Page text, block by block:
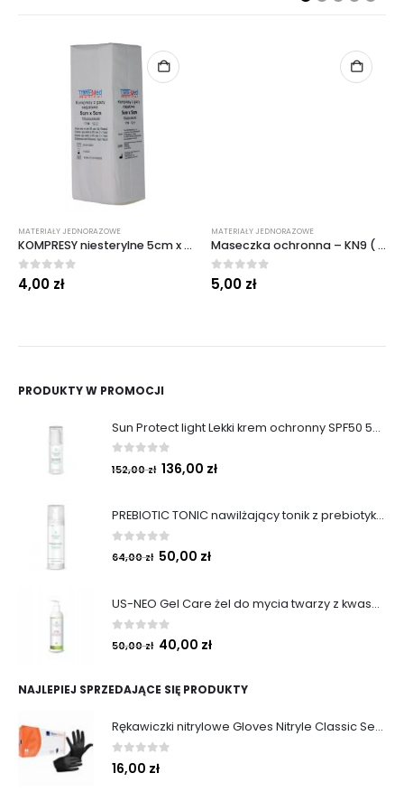
MATERIAŁY JEDNORAZOWE
KOMPRESY niesterylne 5cm x 5cm ( 100 sztuk )
0out of 5
4,00 zł
MATERIAŁY JEDNORAZOWE
Maseczka ochronna – KN9 ( 2 sztuki w opakowaniu )
0out of 5
5,00 zł
PRODUKTY W PROMOCJI
Sun Protect light Lekki krem ochronny SPF50 50ml
out of 5
152,00zł 136,00 zł
PREBIOTIC TONIC nawilżający tonik z prebiotykami 200 ml
out of 5
64,00zł 50,00 zł
US-NEO Gel Care żel do mycia twarzy z kwasem usninowym 200 ml.
out of 5
50,00zł 40,00 zł
NAJLEPIEJ SPRZEDAJĄCE SIĘ PRODUKTY
Rękawiczki nitrylowe Gloves Nitryle Classic Sensitive Black roz. M 100 szt. Abena
0out of 5
16,00 zł